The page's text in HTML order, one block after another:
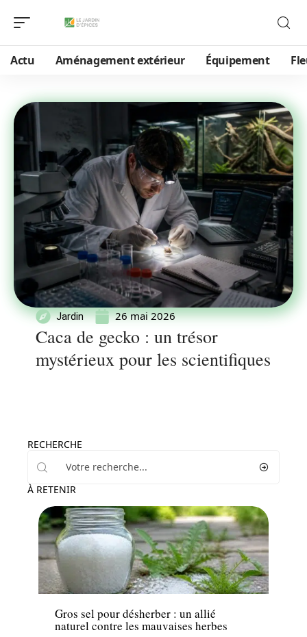
Actu Aménagement extérieur Équipement
Jardin 26 mai 2026
Caca de gecko : un trésor
mystérieux pour les scientifiques
RECHERCHE
À RETENIR
Jardin
Gros sel pour désherber : un allié
naturel contre les mauvaises herbes